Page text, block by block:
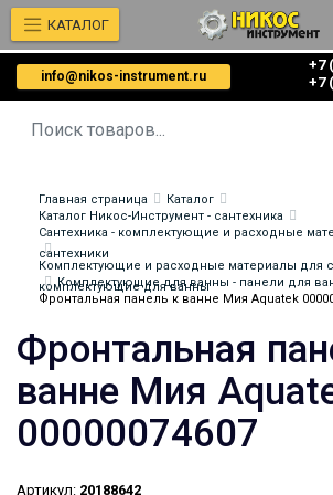
info@nikos-instrument.ru
+7
‎‎+7
КАТАЛОГ
Главная страница
Каталог
Каталог Никос-Инструмент - сантехника
Сантехника - комплектующие и расходные
сантехники
Комплектующие и расходные материалы для
комплектующие для ванны
Комплектующие для ванны - панели для
Фронтальная панель к ванне Мия Aquatek
Фронтальная
ванне Мия
00000074607
Артикул: 20188642